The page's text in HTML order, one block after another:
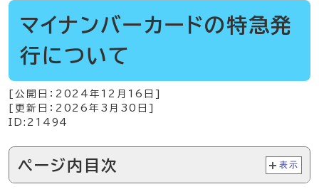
マイナンバーカードの特急発
行について
[公開日： 2024年12月16日
[更新日： 2026年3月30日
ID:21494
ページ内目次 表示